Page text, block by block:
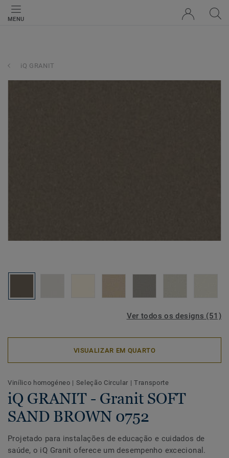
MENU
iQ GRANIT
Ver todos os designs (51)
VISUALIZAR EM QUARTO
Vinílico homogéneo | Seleção Circular |Transporte
iQ GRANIT - Granit SOFT
SAND BROWN 0752
Projetado para instalações de educação e cuidados de
saúde, o iQ Granit oferece um desempenho excecional.